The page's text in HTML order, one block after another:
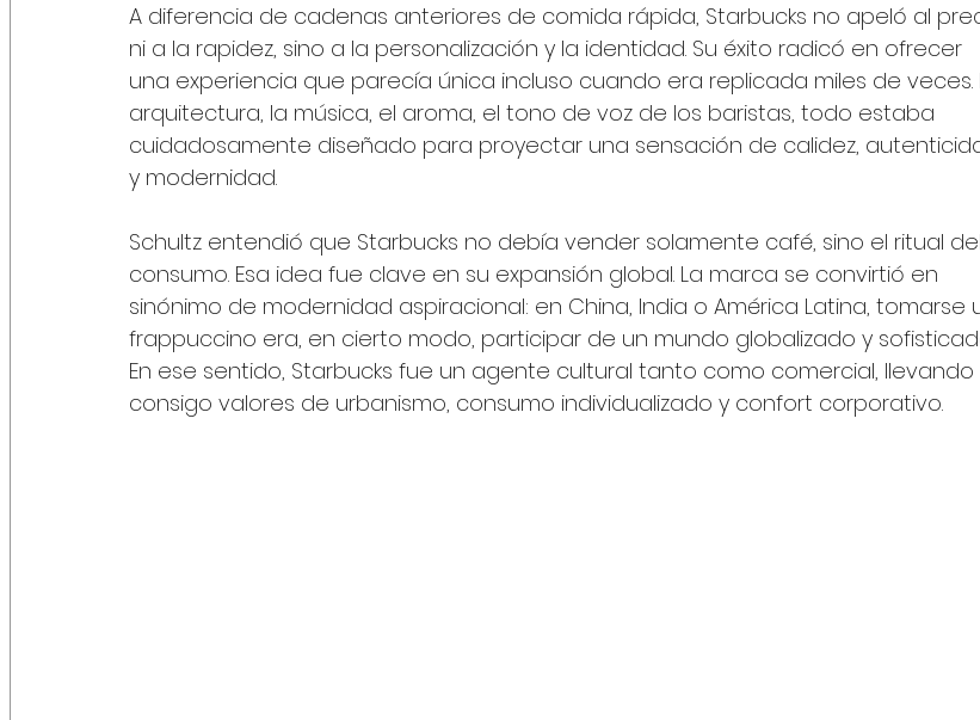
A diferencia de cadenas anteriores de comida rápida, Starbucks no apeló al
ni a la rapidez, sino a la personalización y la identidad. Su éxito radicó en ofrecer
una experiencia que parecía única incluso cuando era replicada miles de veces.
arquitectura, la música, el aroma, el tono de voz de los baristas, todo estaba
cuidadosamente diseñado para proyectar una sensación de calidez,
y modernidad.
Schultz entendió que Starbucks no debía vender solamente café, sino el ritual del
consumo. Esa idea fue clave en su expansión global. La marca se convirtió en
sinónimo de modernidad aspiracional: en China, India o América Latina, tomarse
frappuccino era, en cierto modo, participar de un mundo globalizado y
En ese sentido, Starbucks fue un agente cultural tanto como comercial, llevando
consigo valores de urbanismo, consumo individualizado y confort corporativo.